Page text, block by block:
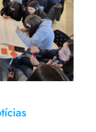
Cooperar